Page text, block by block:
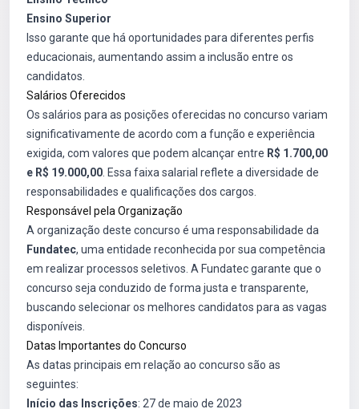
Ensino Superior
Isso garante que há oportunidades para diferentes perfis
educacionais, aumentando assim a inclusão entre os
candidatos.
Salários Oferecidos
Os salários para as posições oferecidas no concurso variam
significativamente de acordo com a função e experiência
exigida, com valores que podem alcançar entre R$ 1.700,00
e R$ 19.000,00 . Essa faixa salarial reflete a diversidade de
responsabilidades e qualificações dos cargos.
Responsável pela Organização
A organização deste concurso é uma responsabilidade da
Fundatec, uma entidade reconhecida por sua competência
em realizar processos seletivos. A Fundatec garante que o
concurso seja conduzido de forma justa e transparente,
buscando selecionar os melhores candidatos para as vagas
disponíveis.
Datas Importantes do Concurso
As datas principais em relação ao concurso são as
seguintes:
Início das Inscrições: 27 de maio de 2023